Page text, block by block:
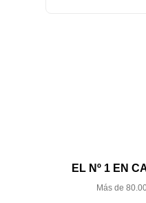
EL Nº 1 EN
Más de